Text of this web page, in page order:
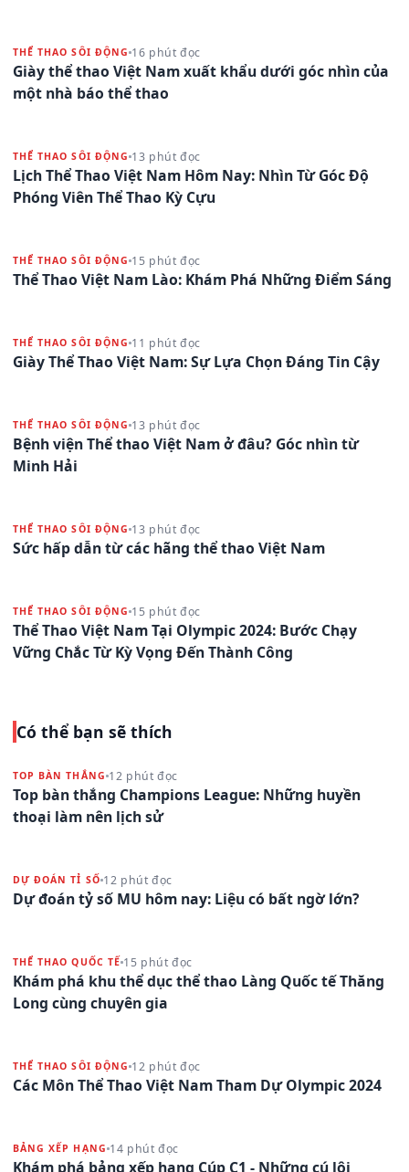
THỂ THAO SÔI ĐỘNG 16 phút đọc
Giày thể thao Việt Nam xuất khẩu dưới góc nhìn của
một nhà báo thể thao
THỂ THAO SÔI ĐỘNG 13 phút đọc
Lịch Thể Thao Việt Nam Hôm Nay: Nhìn Từ Góc Độ
Phóng Viên Thể Thao Kỳ Cựu
THỂ THAO SÔI ĐỘNG 15 phút đọc
Thể Thao Việt Nam Lào: Khám Phá Những Điểm Sáng
THỂ THAO SÔI ĐỘNG 11 phút đọc
Giày Thể Thao Việt Nam: Sự Lựa Chọn Đáng Tin Cậy
THỂ THAO SÔI ĐỘNG 13 phút đọc
Bệnh viện Thể thao Việt Nam ở đâu? Góc nhìn từ
Minh Hải
THỂ THAO SÔI ĐỘNG 13 phút đọc
Sức hấp dẫn từ các hãng thể thao Việt Nam
THỂ THAO SÔI ĐỘNG 15 phút đọc
Thể Thao Việt Nam Tại Olympic 2024: Bước Chạy
Vững Chắc Từ Kỳ Vọng Đến Thành Công
Có thể bạn sẽ thích
TOP BÀN THẮNG 12 phút đọc
Top bàn thắng Champions League: Những huyền
thoại làm nên lịch sử
DỰ ĐOÁN TỈ SỐ 12 phút đọc
Dự đoán tỷ số MU hôm nay: Liệu có bất ngờ lớn?
THỂ THAO QUỐC TẾ 15 phút đọc
Khám phá khu thể dục thể thao Làng Quốc tế Thăng
Long cùng chuyên gia
THỂ THAO SÔI ĐỘNG 12 phút đọc
Các Môn Thể Thao Việt Nam Tham Dự Olympic 2024
BẢNG XẾP HẠNG 14 phút đọc
Khám phá bảng xếp hạng Cúp C1 - Những cú lội